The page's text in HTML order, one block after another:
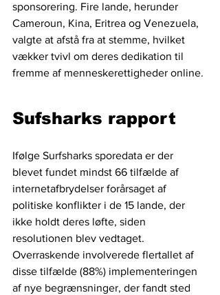
sponsorering. Fire lande, herunder
Cameroun, Kina, Eritrea og Venezuela,
valgte at afstå fra at stemme, hvilket
vækker tvivl om deres dedikation til
fremme af menneskerettigheder online.
Sufsharks rapport
Ifølge Surfsharks sporedata er der
blevet fundet mindst 66 tilfælde af
internetafbrydelser forårsaget af
politiske konflikter i de 15 lande, der
ikke holdt deres løfte, siden
resolutionen blev vedtaget.
Overraskende involverede flertallet af
disse tilfælde (88%) implementeringen
af nye begrænsninger, der fandt sted